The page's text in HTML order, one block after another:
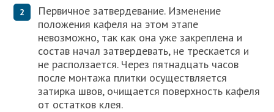
Первичное затвердевание. Изменение
положения кафеля на этом этапе
невозможно, так как она уже закреплена и
состав начал затвердевать, не трескается и
не расползается. Через пятнадцать часов
после монтажа плитки осуществляется
затирка швов, очищается поверхность кафеля
от остатков клея.